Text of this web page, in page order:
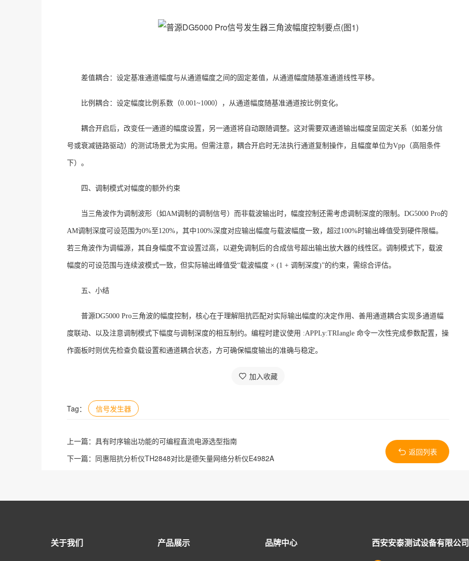
差值耦合：设定基准通道幅度与从通道幅度之间的固定差值，从通道幅度随基准通道线性平移。
比例耦合：设定幅度比例系数（0.001~1000），从通道幅度随基准通道按比例变化。
耦合开启后，改变任一通道的幅度设置，另一通道将自动跟随调整。这对需要双通道输出幅度呈固定关系（如差分信
号或衰减链路驱动）的测试场景尤为实用。但需注意，耦合开启时无法执行通道复制操作，且幅度单位为Vpp（高阻条件
下） 。
四、调制模式对幅度的额外约束
当三角波作为调制波形（如AM调制的调制信号）而非载波输出时，幅度控制还需考虑调制深度的限制。DG5000 Pro的
AM调制深度可设范围为0%至120%，其中100%深度对应输出幅度与载波幅度一致，超过100%时输出峰值受到硬件限幅。
若三角波作为调幅源，其自身幅度不宜设置过高，以避免调制后的合成信号超出输出放大器的线性区。调制模式下，载波
幅度的可设范围与连续波模式一致，但实际输出峰值受“载波幅度 × (1 + 调制深度)”的约束，需综合评估。
五、小结
普源DG5000 Pro三角波的幅度控制，核心在于理解阻抗匹配对实际输出幅度的决定作用、善用通道耦合实现多通道幅
度联动、以及注意调制模式下幅度与调制深度的相互制约。编程时建议使用 :APPLy:TRIangle 命令一次性完成参数配置，操
作面板时则优先检查负载设置和通道耦合状态，方可确保幅度输出的准确与稳定。
加入收藏
Tag： 信号发生器
上一篇： 具有时序输出功能的可编程直流电源选型指南
下一篇： 同惠阻抗分析仪TH2848对比是德矢量网络分析仪E4982A
返回列表
关于我们 产品展示 品牌中心 西安安泰测试设备有限公司